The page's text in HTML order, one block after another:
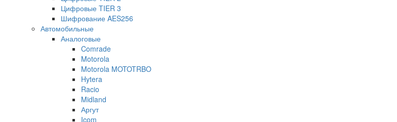
Цифровые TIER 3
Шифрование AES256
Автомобильные
Аналоговые
Comrade
Motorola
Motorola MOTOTRBO
Hytera
Racio
Midland
Аргут
Icom